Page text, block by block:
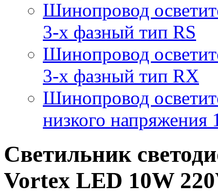
Шинопровод
3-х фазный тип RS
Шинопровод
3-х фазный тип RX
Шинопровод
низкого напряжения
Светильник
Vortex LED 10W